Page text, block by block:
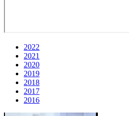
2022
2021
2020
2019
2018
2017
2016